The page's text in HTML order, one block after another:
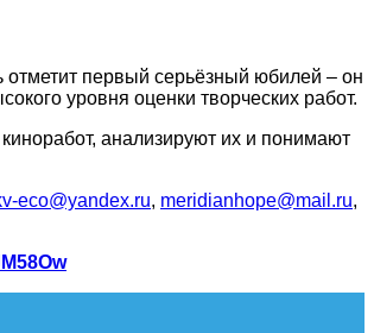
отметит первый серьёзный юбилей – он
уровня оценки творческих работ.
анализируют их и понимают
eco@yandex.ru, meridianhope@mail.ru,